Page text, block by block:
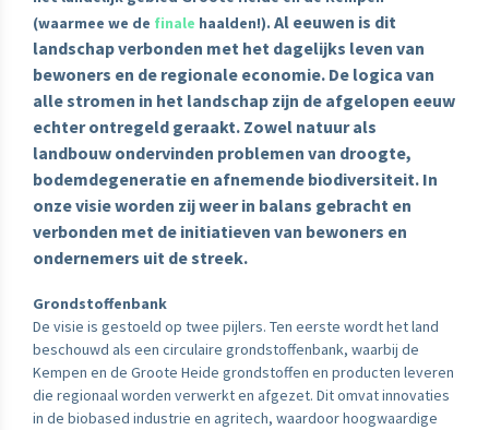
(waarmee we de finale haalden!). Al eeuwen is dit
landschap verbonden met het dagelijks leven van
bewoners en de regionale economie. De logica van
alle stromen in het landschap zijn de afgelopen eeuw
echter ontregeld geraakt. Zowel natuur als
landbouw ondervinden problemen van droogte,
bodemdegeneratie en afnemende biodiversiteit. In
onze visie worden zij weer in balans gebracht en
verbonden met de initiatieven van bewoners en
ondernemers uit de streek.
Grondstoffenbank
De visie is gestoeld op twee pijlers. Ten eerste wordt het land
beschouwd als een circulaire grondstoffenbank, waarbij de
Kempen en de Groote Heide grondstoffen en producten leveren
die regionaal worden verwerkt en afgezet. Dit omvat innovaties
in de biobased industrie en agritech, waardoor hoogwaardige